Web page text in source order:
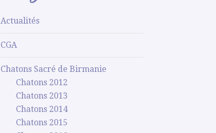
Actualités
CGA
Chatons Sacré de Birmanie
Chatons 2012
Chatons 2013
Chatons 2014
Chatons 2015